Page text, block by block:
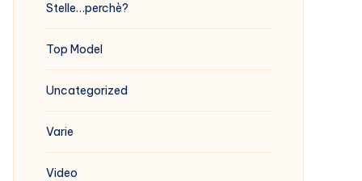
Stelle…perchè?
Top Model
Uncategorized
Varie
Video